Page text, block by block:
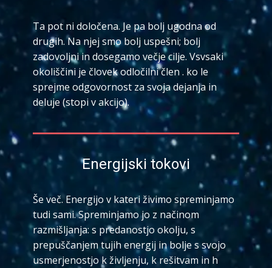
Ta​ pot ni določena. Je pa bolj ugodna od
drugih. Na njej smo bolj uspešni; bolj
zadovoljni in dosegamo večje cilje. Vsvsaki
okoliščini je človek odločilni člen . ko le
sprejme odgovornost za svoja dejanja in
deluje (stopi v akcijo).
Energijski tokovi
Še več. Energijo v kateri živimo spreminjamo
tudi sami. Spreminjamo jo z načinom
razmišljanja: s predanostjo okolju, s
prepuščanjem tujih energij in bolje s svojo
usmerjenostjo k življenju, k rešitvam in h